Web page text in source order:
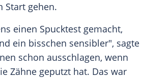
Start gehen.
einen Spucktest gemacht,
ein bisschen sensibler", sagte
schon ausschlagen, wenn
Zähne geputzt hat. Das war